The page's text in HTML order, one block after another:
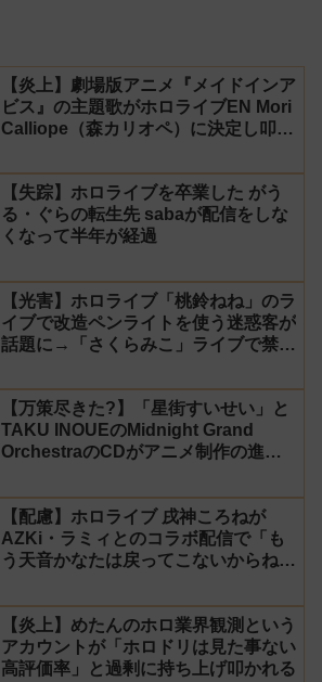
【炎上】劇場版アニメ『メイドインア
ビス』の主題歌がホロライブEN Mori
Calliope（森カリオペ）に決定し叩か
【失踪】ホロライブを卒業した がう
る・ぐらの転生先 sabaが配信をしな
くなって半年が経過
【光害】ホロライブ「桃鈴ねね」のラ
イブで改造ペンライトを使う迷惑客が
話題に→「さくらみこ」ライブで禁止
【万策尽きた?】「星街すいせい」と
TAKU INOUEのMidnight Grand
OrchestraのCDがアニメ制作の進行
【配慮】ホロライブ 戌神ころねが
AZKi・ラミィとのコラボ配信で「も
う天音かなたは戻ってこないからね」
【炎上】めたんのホロ業界観測という
アカウントが「ホロドリは見た事ない
高評価率」と過剰に持ち上げ叩かれる